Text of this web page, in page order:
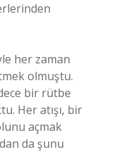
her zaman
olmuştu.
bir rütbe
Her atışı, bir
açmak
da şunu